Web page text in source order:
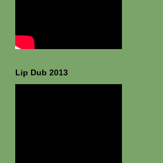
Lip Dub 2013